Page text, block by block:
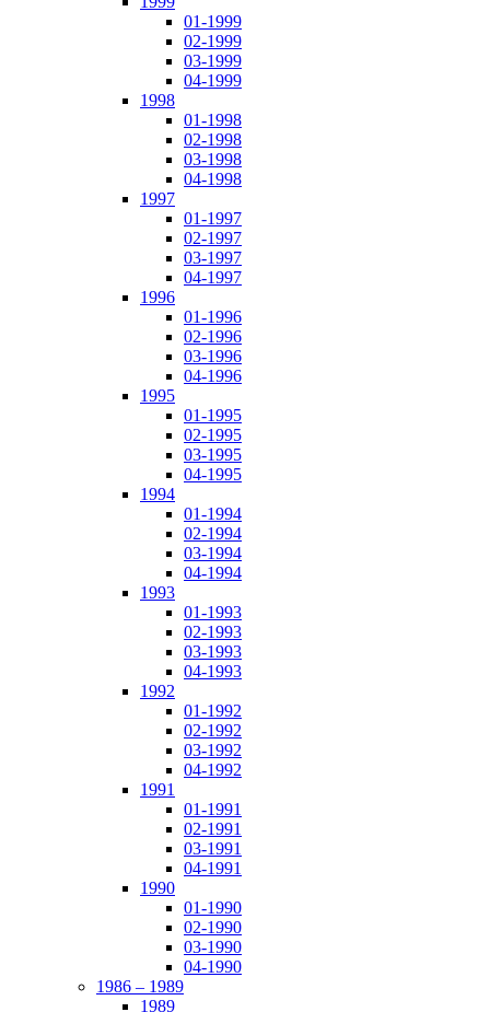
01-1999
02-1999
03-1999
04-1999
1998
01-1998
02-1998
03-1998
04-1998
1997
01-1997
02-1997
03-1997
04-1997
1996
01-1996
02-1996
03-1996
04-1996
1995
01-1995
02-1995
03-1995
04-1995
1994
01-1994
02-1994
03-1994
04-1994
1993
01-1993
02-1993
03-1993
04-1993
1992
01-1992
02-1992
03-1992
04-1992
1991
01-1991
02-1991
03-1991
04-1991
1990
01-1990
02-1990
03-1990
04-1990
1986 – 1989
1989